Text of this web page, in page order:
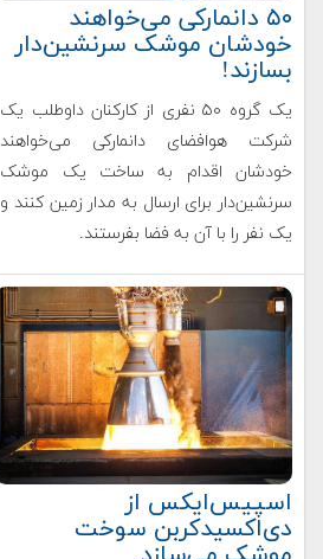
۵۰ دانمارکی می‌خواهند
خودشان موشک سرنشین‌دار
بسازند!
یک گروه ۵۰ نفری از کارکنان داوطلب یک
شرکت هوافضای دانمارکی می‌خواهند
خودشان اقدام به ساخت یک موشک
سرنشین‌دار برای ارسال به مدار زمین کنند و
یک نفر را با آن به فضا بفرستند.
اسپیس‌ایکس از
دی‌اکسیدکربن سوخت